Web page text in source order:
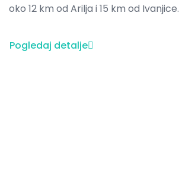
oko 12 km od Arilja i 15 km od Ivanjice.
Pogledaj detalje